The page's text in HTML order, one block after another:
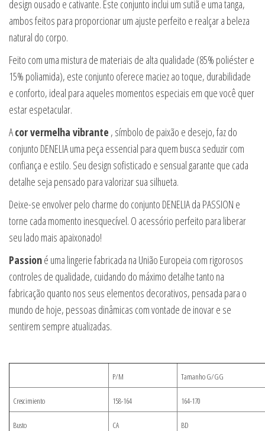
design ousado e cativante. Este conjunto inclui um sutiã e uma tanga,
ambos feitos para proporcionar um ajuste perfeito e realçar a beleza
natural do corpo.
Feito com uma mistura de materiais de alta qualidade (85% poliéster e
15% poliamida), este conjunto oferece maciez ao toque, durabilidade
e conforto, ideal para aqueles momentos especiais em que você quer
estar espetacular.
Acor vermelha vibrante , símbolo de paixão e desejo, faz do
conjunto DENELIA uma peça essencial para quem busca seduzir com
confiança e estilo. Seu design sofisticado e sensual garante que cada
detalhe seja pensado para valorizar sua silhueta.
Deixe-se envolver pelo charme do conjunto DENELIA da PASSION e
torne cada momento inesquecível. O acessório perfeito para liberar
seu lado mais apaixonado!
Passioné uma lingerie fabricada na União Europeia com rigorosos
controles de qualidade, cuidando do máximo detalhe tanto na
fabricação quanto nos seus elementos decorativos, pensada para o
mundo de hoje, pessoas dinâmicas com vontade de inovar e se
sentirem sempre atualizadas.
P/M Tamanho G/GG
Crescimiento 158-164 164-170
Busto CA BD